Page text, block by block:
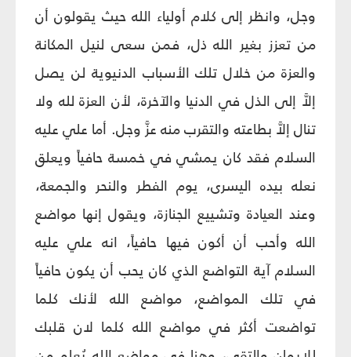
وجل، وانظر إلى كلام أولياء الله حيث يقولون أن
من تعزز بغير الله ذل، فمن سعى لنيل المكانة
والعزة من خلال تلك الأسباب الدنيوية لن يصل
إلاَّ إلى الذل في الدنيا والآخرة، لأن العزة لله ولا
تنال إلاَّ بطاعته والتقرب منه عزَّ وجل. أما علي عليه
السلام فقد كان يمشي في خمسة حافياً ويعلق
نعله بيده اليسرى، يوم الفطر والنحر والجمعة،
وعند العيادة وتشييع الجنازة، ويقول إنها مواضع
الله وأحب أن أكون فيها حافياً، انه علي‏ عليه
السلام آية التواضع الذي كان يحب أن يكون حافياً
في تلك المواضع، مواضع الله لأنك كلما
تواضعت أكثر في مواضع الله كلما لان قلبك